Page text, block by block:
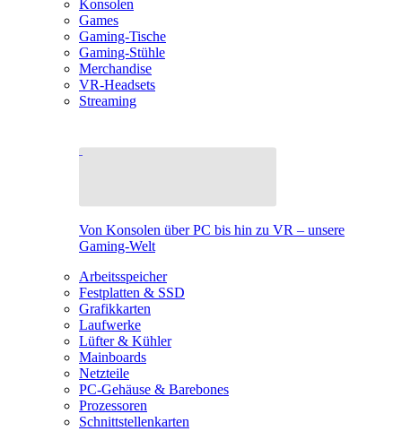
Konsolen
Games
Gaming-Tische
Gaming-Stühle
Merchandise
VR-Headsets
Streaming
Von Konsolen über PC bis hin zu VR – unsere
Gaming-Welt
Arbeitsspeicher
Festplatten & SSD
Grafikkarten
Laufwerke
Lüfter & Kühler
Mainboards
Netzteile
PC-Gehäuse & Barebones
Prozessoren
Schnittstellenkarten